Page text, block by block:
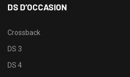
DS D’OCCASION
Crossback
DS 3
DS 4